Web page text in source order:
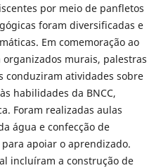
por meio de panfletos
foram diversificadas e
Em comemoração ao
murais, palestras
conduziram atividades sobre
habilidades da BNCC,
Foram realizadas aulas
água e confecção de
apoiar o aprendizado.
incluíram a construção de